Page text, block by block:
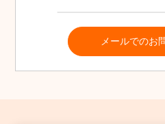
メールでのお